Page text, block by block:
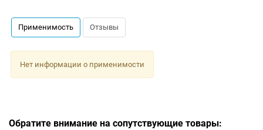
Применимость Отзывы
Нет информации о применимости
Обратите внимание на сопутствующие товары: